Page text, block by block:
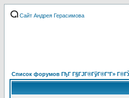
Сайт Андрея Герасимова
Список форумов ГђГ Г§ГЈГ®ГўГ®Г°Г»